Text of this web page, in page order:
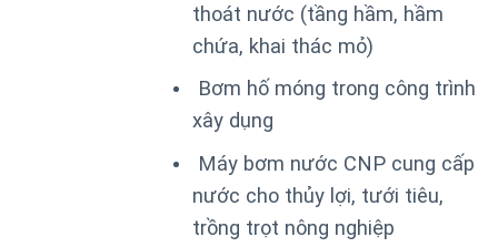
thoát nước (tầng hầm, hầm
chứa, khai thác mỏ)
Bơm hố móng trong công trình
xây dụng
Máy bơm nước CNP cung cấp
nước cho thủy lợi, tưới tiêu,
trồng trọt nông nghiệp